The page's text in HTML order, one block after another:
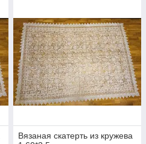
Вязаная скатерть из кружева